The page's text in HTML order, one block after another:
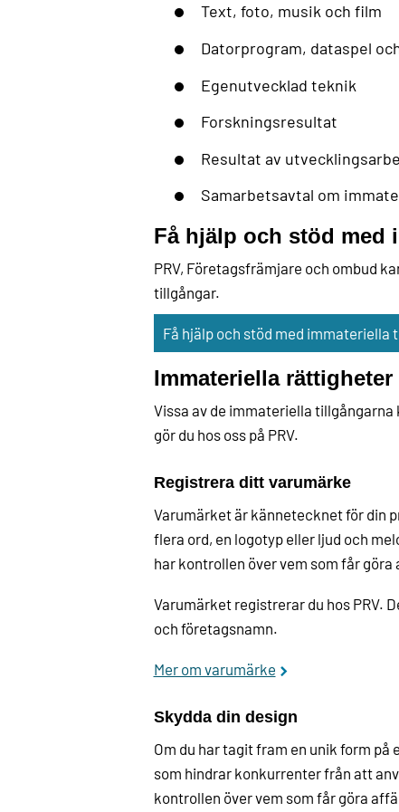
Text, foto, musik och film
Datorprogram, dataspel
Egenutvecklad teknik
Forskningsresultat
Resultat av
Samarbetsavtal om
Få hjälp och stöd med
PRV, Företagsfrämjare och ombud
tillgångar.
Få hjälp och stöd med immateriella
Immateriella rättigheter
Vissa av de immateriella
gör du hos oss på PRV.
Registrera ditt varumärke
Varumärket är kännetecknet för din
flera ord, en logotyp eller ljud och
har kontrollen över vem som får
Varumärket registrerar du hos PRV.
och företagsnamn.
Mer om varumärke
Skydda din design
Om du har tagit fram en unik form på
som hindrar konkurrenter från att
kontrollen över vem som får göra